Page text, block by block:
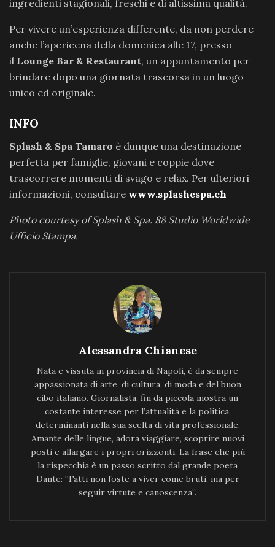
ingredienti stagionali, freschi e di altissima qualità.
Per vivere un’esperienza differente, da non perdere
anche l’apericena della domenica alle 17, presso
il Lounge Bar & Restaurant, un appuntamento per
brindare dopo una giornata trascorsa in un luogo
unico ed originale.
INFO
Splash & Spa Tamaro è dunque una destinazione
perfetta per famiglie, giovani e coppie dove
trascorrere momenti di svago e relax. Per ulteriori
informazioni, consultare www.splashespa.ch
Photo courtesy of Splash & Spa. 88 Studio Worldwide
Ufficio Stampa.
Alessandra Chianese
Nata e vissuta in provincia di Napoli, è da sempre
appassionata di arte, di cultura, di moda e del buon
cibo italiano. Giornalista, fin da piccola mostra un
costante interesse per l’attualità e la politica,
determinanti nella sua scelta di vita professionale.
Amante delle lingue, adora viaggiare, scoprire nuovi
posti e allargare i propri orizzonti. La frase che più
la rispecchia è un passo scritto dal grande poeta
Dante: “Fatti non foste a viver come bruti, ma per
seguir virtute e canoscenza”.